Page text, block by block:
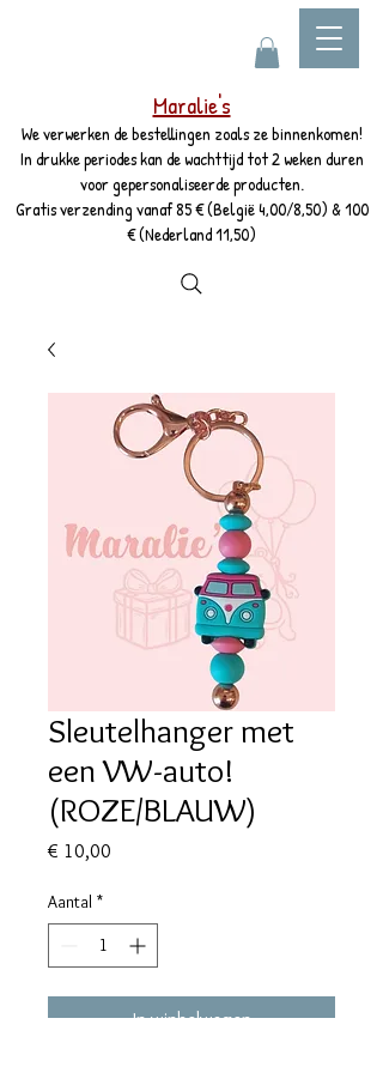
Maralie's
We verwerken de bestellingen zoals ze binnenkomen!
In drukke periodes kan de wachttijd tot 2 weken duren
voor gepersonaliseerde producten.
Gratis verzending vanaf 85 € (België 4,00/8,50) & 100
€ (Nederland 11,50)
Sleutelhanger met
een VW-auto!
(ROZE/BLAUW)
€ 10,00
Aantal *
In winkelwagen